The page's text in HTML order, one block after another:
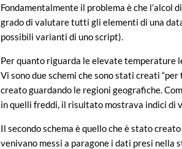
Fondamentalmente il problema è che
grado di valutare tutti gli elementi di una
possibili varianti di uno script).
Per quanto riguarda le elevate temperature
Vi sono due schemi che sono stati creati
creato guardando le regioni geografiche.
in quelli freddi, il risultato mostrava indici di
Il secondo schema è quello che è stato
venivano messi a paragone i dati presi nella